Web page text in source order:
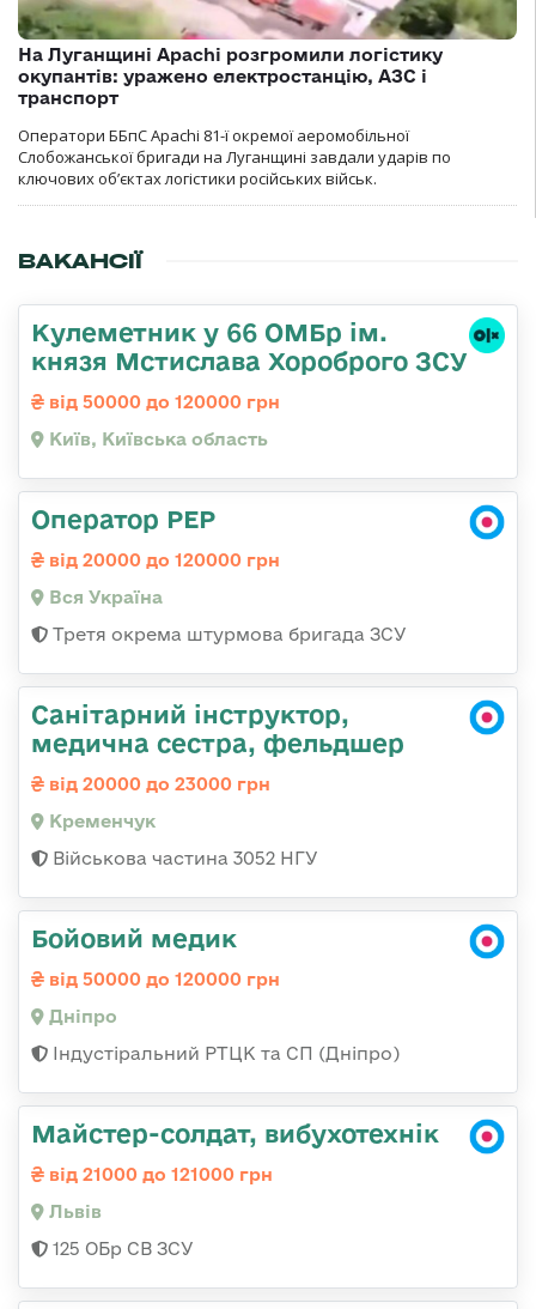
На Луганщині Apachi розгромили логістику
окупантів: уражено електростанцію, АЗС і
транспорт
Оператори ББпС Apachi 81-ї окремої аеромобільної
Слобожанської бригади на Луганщині завдали ударів по
ключових об’єктах логістики російських військ.
ВАКАНСІЇ
Кулеметник у 66 ОМБр ім.
князя Мстислава Хороброго ЗСУ
від 50000 до 120000 грн
Київ, Київська область
Оператор РЕР
від 20000 до 120000 грн
Вся Україна
Третя окрема штурмова бригада ЗСУ
Санітарний інструктор,
медична сестра, фельдшер
від 20000 до 23000 грн
Кременчук
Військова частина 3052 НГУ
Бойовий медик
від 50000 до 120000 грн
Дніпро
Індустіральний РТЦК та СП (Дніпро)
Майстер-солдат, вибухотехнік
від 21000 до 121000 грн
Львів
125 ОБр СВ ЗСУ